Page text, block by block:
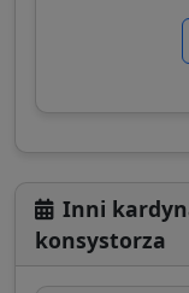
Inni
konsystorza